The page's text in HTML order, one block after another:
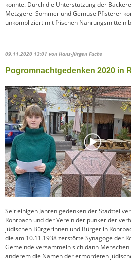
konnte. Durch die Unterstützung der
Metzgerei Sommer und Gemüse Pfisterer
unkompliziert mit frischen Nahrungsmitteln
09.11.2020 13:01 von Hans-Jürgen Fuchs
Pogromnachtgedenken 2020 in
Seit einigen Jahren gedenken der
Rohrbach und der Verein der punker der
jüdischen Bürgerinnen und Bürger in
die am 10.11.1938 zerstörte Synagoge der
Gemeinde versammeln sich dann
anderem die Namen der ermordeten